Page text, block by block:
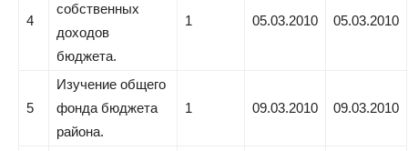
4
собственных
доходов
бюджета.
1 05.03.2010 05.03.2010
5
Изучение общего
фонда бюджета
района.
1 09.03.2010 09.03.2010